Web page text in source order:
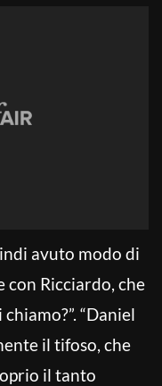
avuto modo di
Ricciardo, che
“Daniel
il tifoso, che
il tanto